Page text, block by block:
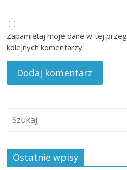
Zapamiętaj moje dane w tej
kolejnych komentarzy.
Ostatnie wpisy